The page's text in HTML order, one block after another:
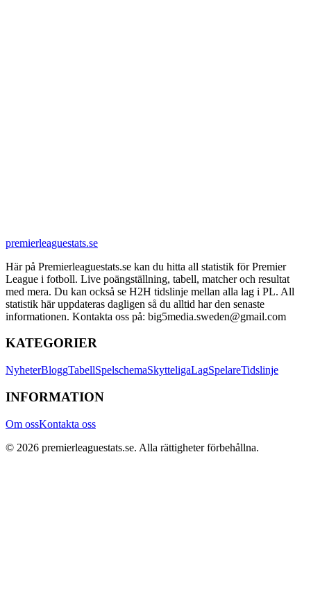
premierleaguestats.se
Här på Premierleaguestats.se kan du hitta all statistik för Premier
League i fotboll. Live poängställning, tabell, matcher och resultat
med mera. Du kan också se H2H tidslinje mellan alla lag i PL. All
statistik här uppdateras dagligen så du alltid har den senaste
informationen. Kontakta oss på: big5media.sweden@gmail.com
KATEGORIER
NyheterBloggTabellSpelschemaSkytteligaLagSpelareTidslinje
INFORMATION
Om ossKontakta oss
© 2026 premierleaguestats.se. Alla rättigheter förbehållna.